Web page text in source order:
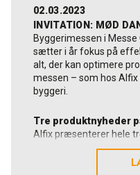
Systemet har opnået
norske SINTEF
uafhængige
facadesystem har
Teknisk Godkjenning TG
Systemet er et
Danmark og Alfix, hvor
Powerpanel H2O
og skrue-/sømhuller, og
afsluttende
02.03.2023
INVITATION: MØD
Byggerimessen i
sætter i år fokus på
alt, der kan optimere
messen – som hos
byggeri.
Tre produktnyheder
Alfix præsenterer hele
messen. De to kan du
mens vi først løfter